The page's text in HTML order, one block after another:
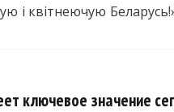
і квітнеючую
ключевое значение